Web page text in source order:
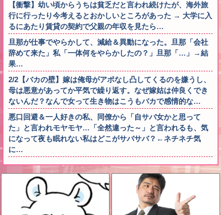
【衝撃】幼い頃からうちは貧乏だと言われ続けたが、海外旅
行に行ったり今考えるとおかしいところがあった → 大学に入
るにあたり賃貸の契約で父親の年収を見たら…
旦那が仕事でやらかして、減給＆異動になった。旦那「会社
辞めて来た」私「一体何をやらかしたの？」旦那「…」→結
果…
2/2【バカの壁】嫁は俺母がアポなし凸してくるのを嫌うし、
母は悪意があってか平気で繰り返す。なぜ嫁姑は仲良くでき
ないんだ？なんで女って生き物はこうもバカで感情的な…
悪口回避＆一人好きの私、同僚から「自サバ女かと思って
た」と言われモヤモヤ…「全然違った～」と言われるも、気
になって夜も眠れない私はどこがサバサバ？←ネチネチ気
に…